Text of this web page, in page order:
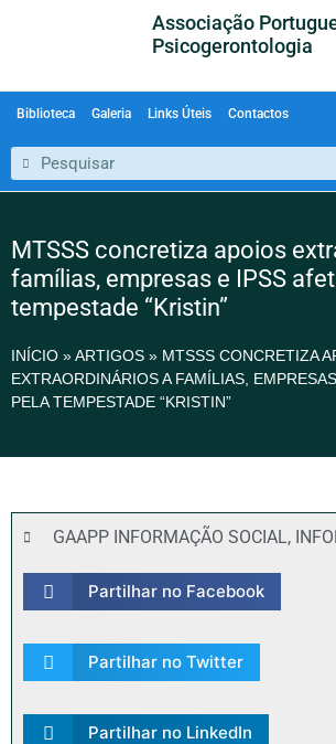
Associação
Psicogerontologia
Biblioteca Galeria Links Úteis Contactos
MTSSS concretiza apoios
famílias, empresas e IPSS
tempestade “Kristin”
INÍCIO »ARTIGOS » MTSSS CONCRETIZA
EXTRAORDINÁRIOS A FAMÍLIAS,
PELA TEMPESTADE “KRISTIN”
GAAPP INFORMAÇÃO SOCIAL,
Partilhar no Facebook
Partilhar no Twitter
Partilhar no LinkedIn